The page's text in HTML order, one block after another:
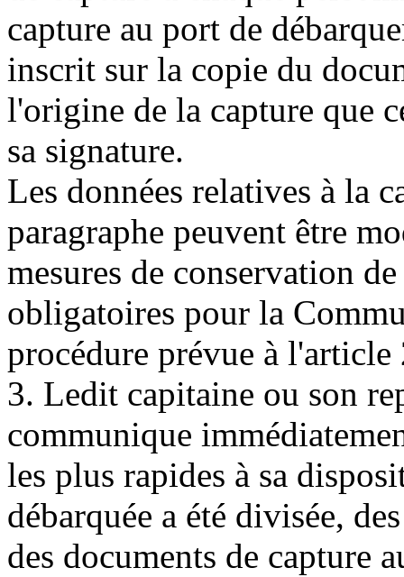
capture au port de
inscrit sur la copie du
l'origine de la capture que
sa signature.
Les données relatives à la
paragraphe peuvent être
mesures de conservation
obligatoires pour la
procédure prévue à l'article
3. Ledit capitaine ou son
communique
les plus rapides à sa
débarquée a été divisée,
des documents de capture